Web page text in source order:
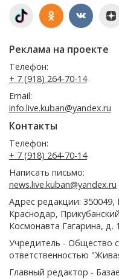
Реклама на проекте
Телефон:
+ 7 (918) 264-70-14
Email:
info.live.kuban@yandex.ru
Контакты
Телефон:
+ 7 (918) 264-70-14
Написать письмо:
news.live.kuban@yandex.ru
Адрес редакции: 350049,
Краснодар,
Космонавта Гагарина,
Учредитель - Общество
ответственностью
Главный редактор -